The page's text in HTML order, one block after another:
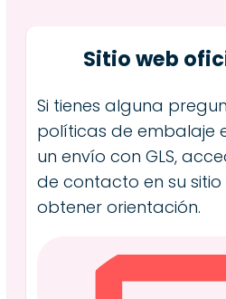
Sitio web
Si tienes alguna
políticas de embalaje
un envío con GLS,
de contacto en su
obtener orientación.